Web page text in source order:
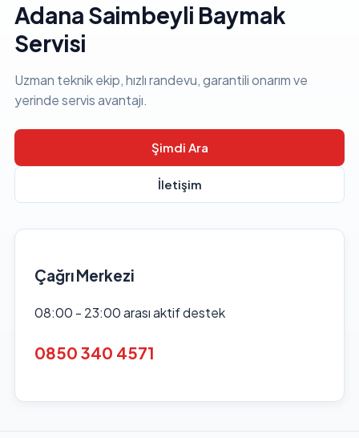
Adana Saimbeyli Baymak
Servisi
Uzman teknik ekip, hızlı randevu, garantili onarım ve
yerinde servis avantajı.
Şimdi Ara
İletişim
Çağrı Merkezi
08:00 - 23:00 arası aktif destek
0850 340 4571